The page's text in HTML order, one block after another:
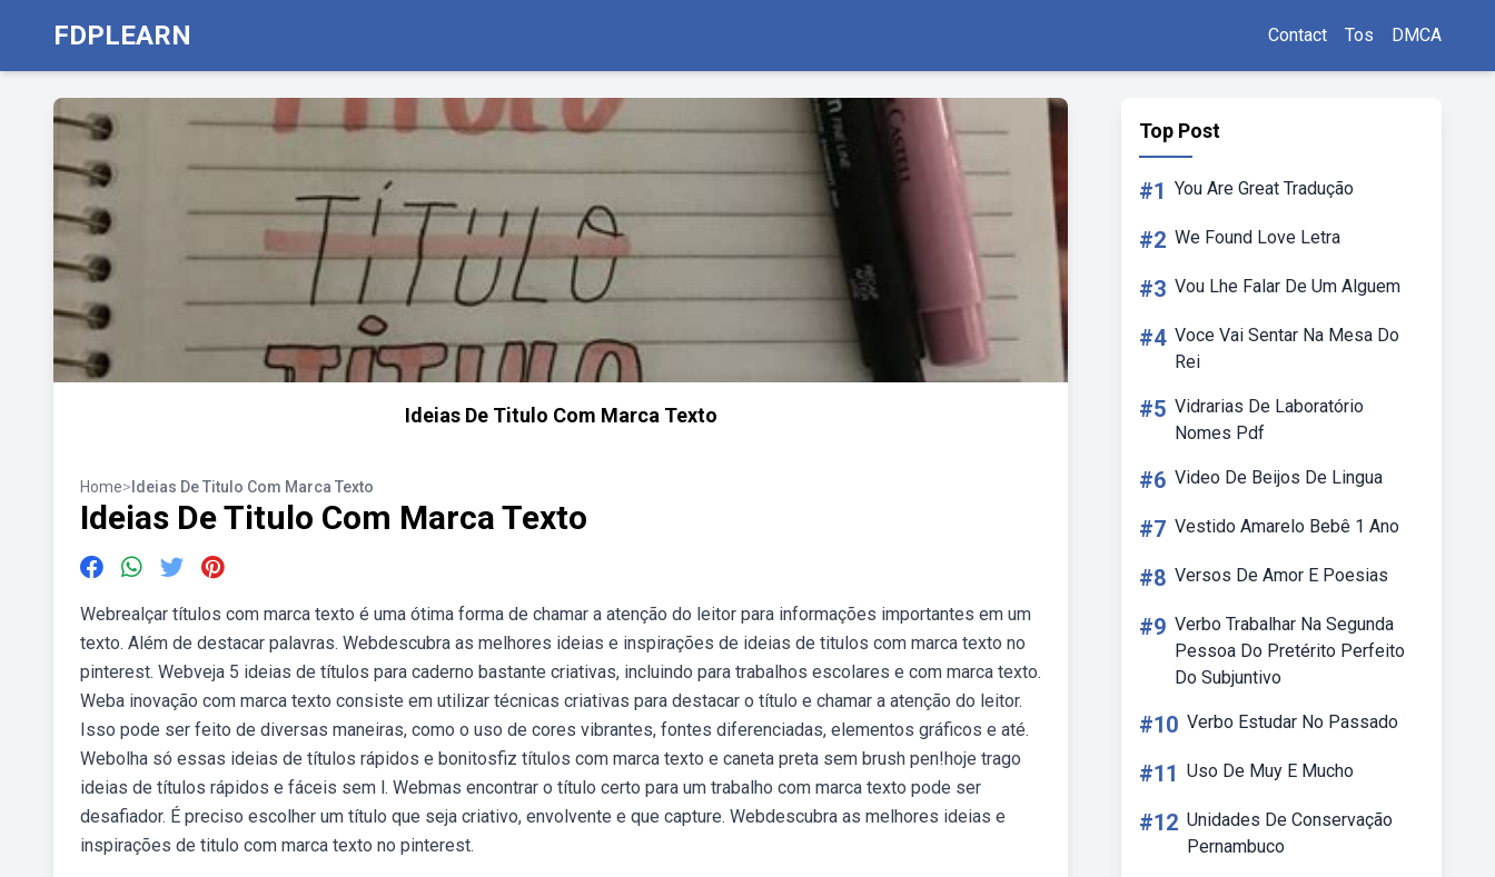
FDPLEARN Contact Tos DMCA
Ideias De Titulo Com Marca Texto
Home> Ideias De Titulo Com Marca Texto
Ideias De Titulo Com Marca Texto
Webrealçar títulos com marca texto é uma ótima forma de chamar a atenção do leitor para informações importantes em um
texto. Além de destacar palavras. Webdescubra as melhores ideias e inspirações de ideias de titulos com marca texto no
pinterest. Webveja 5 ideias de títulos para caderno bastante criativas, incluindo para trabalhos escolares e com marca texto.
Weba inovação com marca texto consiste em utilizar técnicas criativas para destacar o título e chamar a atenção do leitor.
Isso pode ser feito de diversas maneiras, como o uso de cores vibrantes, fontes diferenciadas, elementos gráficos e até.
Webolha só essas ideias de títulos rápidos e bonitosfiz títulos com marca texto e caneta preta sem brush pen!hoje trago
ideias de títulos rápidos e fáceis sem l. Webmas encontrar o título certo para um trabalho com marca texto pode ser
desafiador. É preciso escolher um título que seja criativo, envolvente e que capture. Webdescubra as melhores ideias e
inspirações de titulo com marca texto no pinterest.
Top Post
#1 You Are Great Tradução
#2 We Found Love Letra
#3 Vou Lhe Falar De Um Alguem
#4 Voce Vai Sentar Na Mesa Do
Rei
#5 Vidrarias De Laboratório
Nomes Pdf
#6 Video De Beijos De Lingua
#7 Vestido Amarelo Bebê 1 Ano
#8 Versos De Amor E Poesias
#9 Verbo Trabalhar Na Segunda
Pessoa Do Pretérito Perfeito
Do Subjuntivo
#10 Verbo Estudar No Passado
#11 Uso De Muy E Mucho
#12 Unidades De Conservação
Pernambuco